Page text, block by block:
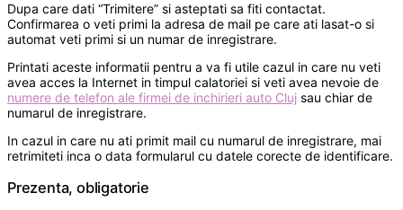
Dupa care dati “Trimitere” si asteptati sa fiti contactat.
Confirmarea o veti primi la adresa de mail pe care ati lasat-o si
automat veti primi si un numar de inregistrare.
Printati aceste informatii pentru a va fi utile cazul in care nu veti
avea acces la Internet in timpul calatoriei si veti avea nevoie de
numere de telefon ale firmei de inchirieri auto Cluj sau chiar de
numarul de inregistrare.
In cazul in care nu ati primit mail cu numarul de inregistrare, mai
retrimiteti inca o data formularul cu datele corecte de identificare.
Prezenta, obligatorie